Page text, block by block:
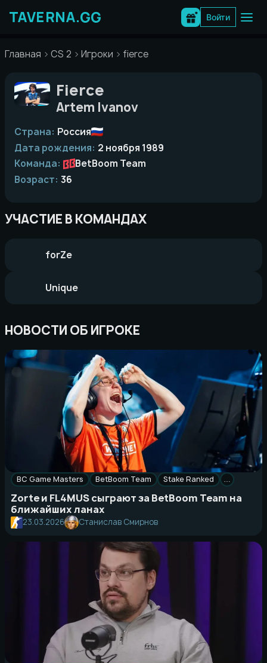
содержимому
Войти
Главная CS 2 Игроки fierce
Fierce
Artem Ivanov
Страна: Россия
Дата рождения: 2 ноября 1989
Команда:
BetBoom Team
Возраст: 36
УЧАСТИЕ В КОМАНДАХ
forZe
Unique
НОВОСТИ ОБ ИГРОКЕ
BC Game Masters BetBoom Team Stake Ranked …
Zorte и FL4MUS сыграют за BetBoom Team на
ближайших ланах
23.03.2026 Станислав Смирнов